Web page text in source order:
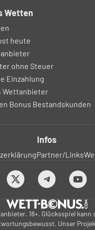
Wetten
heute
ohne Steuer
Einzahlung
Wettanbieter
Bonus Bestandskunden
Infos
Partner/Links
18+. Glücksspiel
Unser